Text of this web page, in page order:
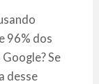
96% dos
Se
desse